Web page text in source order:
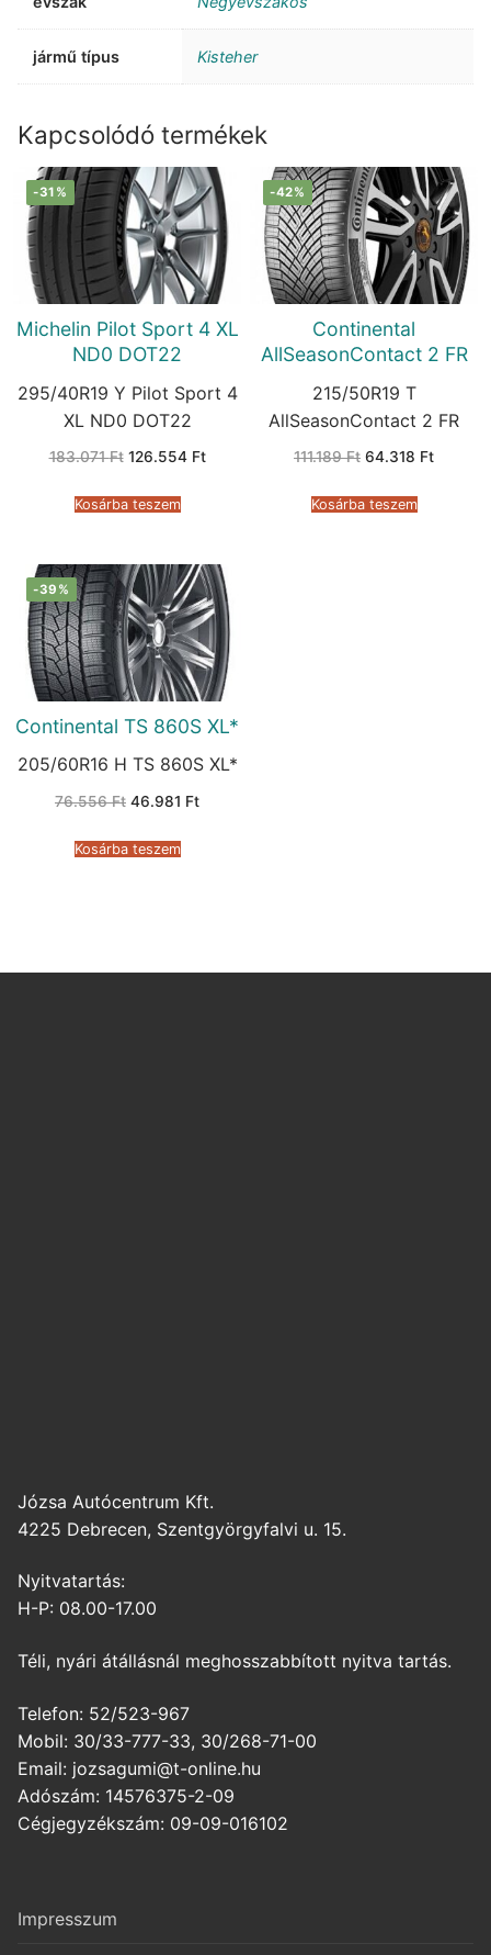
jármű típus Kisteher
Kapcsolódó termékek
-31%
Michelin Pilot Sport 4 XL
ND0 DOT22
295/40R19 Y Pilot Sport 4
XL ND0 DOT22
183.071Ft Original
183.071 Ft.
126.554 FtCurrent
Kosárba teszem
-42%
Continental
AllSeasonContact 2 FR
215/50R19 T
AllSeasonContact 2 FR
111.189Ft Original
111.189 Ft.
64.318 FtCurrent
Kosárba teszem
-39%
Continental TS 860S XL*
205/60R16 H TS 860S XL*
76.556Ft Original
76.556 Ft.
46.981 FtCurrent
Kosárba teszem
Józsa Autócentrum Kft.
4225 Debrecen, Szentgyörgyfalvi u. 15.
Nyitvatartás:
H-P: 08.00-17.00
Téli, nyári átállásnál meghosszabbított nyitva tartás.
Telefon: 52/523-967
Mobil: 30/33-777-33, 30/268-71-00
Email: jozsagumi@t-online.hu
Adószám: 14576375-2-09
Cégjegyzékszám: 09-09-016102
Impresszum